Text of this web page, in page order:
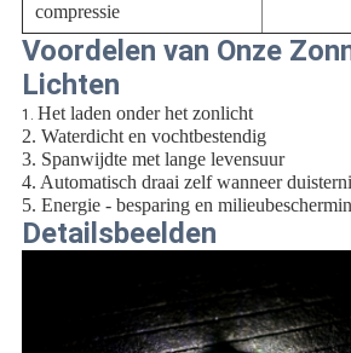
compressie
Voordelen van Onze
Lichten
1. Het laden onder het zonlicht
2. Waterdicht en vochtbestendig
3. Spanwijdte met lange levensuur
4. Automatisch draai zelf wanneer
5. Energie - besparing en
Detailsbeelden